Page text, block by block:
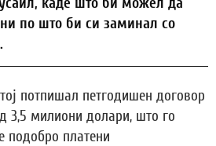
по што би си заминал со
потпишал петгодишен договор
3,5 милиони долари, што го
подобро платени